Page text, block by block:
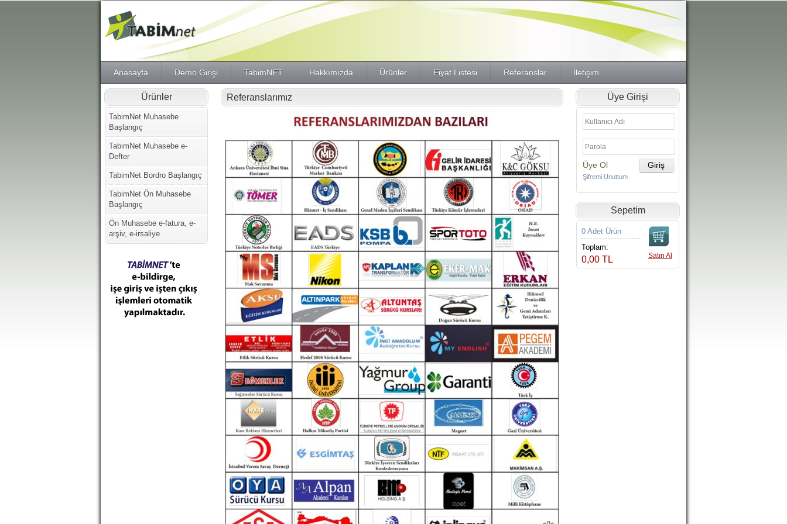
Anasayfa Demo Girişi TabimNET Hakkımızda Ürünler Fiyat Listesi Referanslar İletişim
Ürünler
TabimNet Muhasebe
Başlangıç
TabimNet Muhasebe e-
Defter
TabimNet Bordro Başlangıç
TabimNet Ön Muhasebe
Başlangıç
Ön Muhasebe e-fatura, e-
arşiv, e-irsaliye
Referanslarımız Üye Girişi
Üye Ol
Şifremi Unuttum
Sepetim
0 Adet Ürün
Toplam:
0,00 TL Satın Al